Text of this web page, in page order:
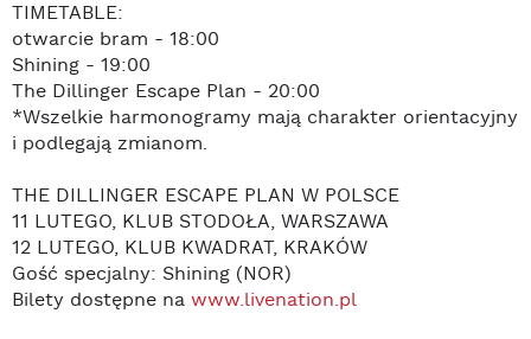
TIMETABLE:
otwarcie bram - 18:00
Shining - 19:00
The Dillinger Escape Plan - 20:00
*Wszelkie harmonogramy mają charakter orientacyjny
i podlegają zmianom.
THE DILLINGER ESCAPE PLAN W POLSCE
11 LUTEGO, KLUB STODOŁA, WARSZAWA
12 LUTEGO, KLUB KWADRAT, KRAKÓW
Gość specjalny: Shining (NOR)
Bilety dostępne na www.livenation.pl